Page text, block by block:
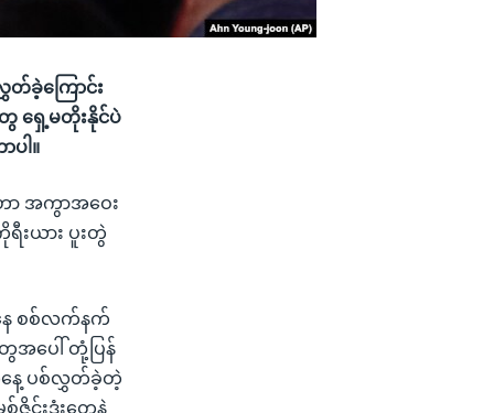
တ်ခဲ့ကြောင်း
ရှေ့မတိုးနိုင်ပဲ
ါ။
ာ အကွာအဝေး
းယား ပူးတွဲ
ေ စစ်လက်နက်
အပေါ် တုံ့ပြန်
နေ့ ပစ်လွှတ်ခဲ့တဲ့
ဇိုင်းဒုံးတွေနဲ့